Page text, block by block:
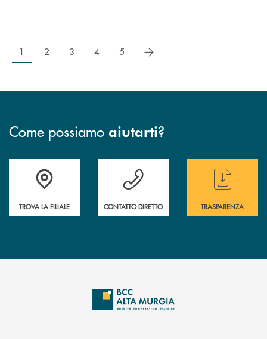
1 2 3 4 5 successivo
Come possiamo aiutarti?
Accedi all' elenco completo delle filiali
TROVA LA FILIALE
Hai bisogno di assistenza immediata ?
CONTATTO DIRETTO
Hai bisogno di
TRASPARENZA